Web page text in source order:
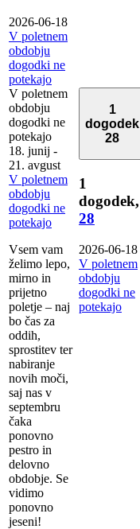
2026-06-18
V poletnem
obdobju
dogodki ne
potekajo
V poletnem
obdobju
dogodki ne
potekajo
18. junij -
21. avgust
V poletnem
obdobju
dogodki ne
potekajo
Vsem vam
želimo lepo,
mirno in
prijetno
poletje – naj
bo čas za
oddih,
sprostitev ter
nabiranje
novih moči,
saj nas v
septembru
čaka
ponovno
pestro in
delovno
obdobje. Se
vidimo
ponovno
jeseni!
1
dogodek
28
1
dogodek,
28
2026-06-18
V poletnem
obdobju
dogodki ne
potekajo